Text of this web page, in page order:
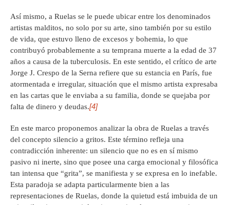
Así mismo, a Ruelas se le puede ubicar entre los denominados
artistas malditos, no solo por su arte, sino también por su estilo
de vida, que estuvo lleno de excesos y bohemia, lo que
contribuyó probablemente a su temprana muerte a la edad de 37
años a causa de la tuberculosis. En este sentido, el crítico de arte
Jorge J. Crespo de la Serna refiere que su estancia en París, fue
atormentada e irregular, situación que el mismo artista expresaba
en las cartas que le enviaba a su familia, donde se quejaba por
falta de dinero y deudas.[4]
En este marco proponemos analizar la obra de Ruelas a través
del concepto silencio a gritos. Este término refleja una
contradicción inherente: un silencio que no es en sí mismo
pasivo ni inerte, sino que posee una carga emocional y filosófica
tan intensa que “grita”, se manifiesta y se expresa en lo inefable.
Esta paradoja se adapta particularmente bien a las
representaciones de Ruelas, donde la quietud está imbuida de un